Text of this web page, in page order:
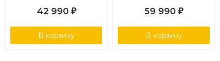
42 990 ₽
В корзину
59 990 ₽
В корзину